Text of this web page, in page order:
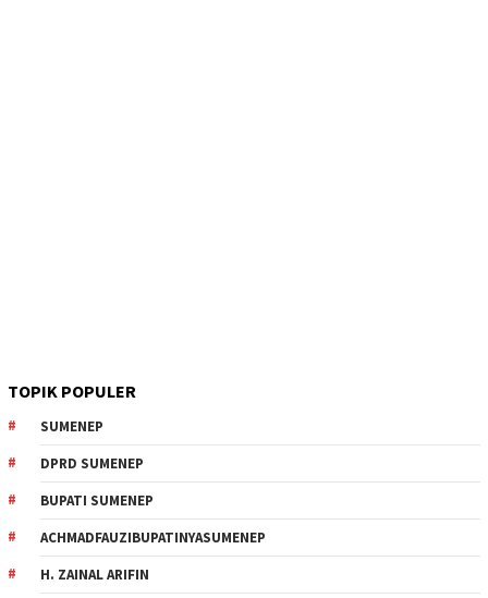
TOPIK POPULER
SUMENEP
DPRD SUMENEP
BUPATI SUMENEP
ACHMADFAUZIBUPATINYASUMENEP
H. ZAINAL ARIFIN